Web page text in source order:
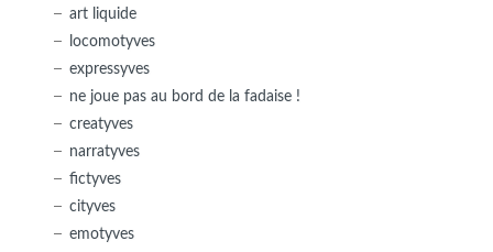
art liquide
locomotyves
expressyves
ne joue pas au bord de la fadaise !
creatyves
narratyves
fictyves
cityves
emotyves